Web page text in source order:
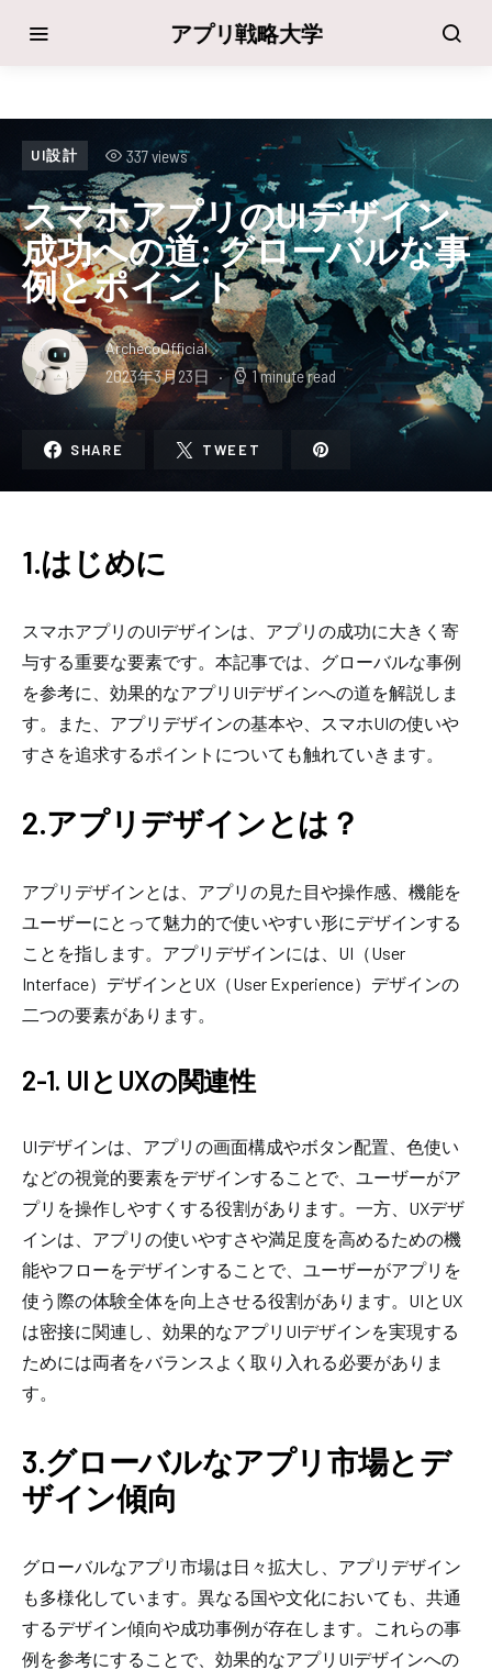
アプリ戦略大学
UI設計 337 views
スマホアプリのUIデザイン
成功への道: グローバルな事
例とポイント
ArchecoOfficial
2023年3月23日 1 minute read
SHARE TWEET
1.はじめに
スマホアプリのUIデザインは、アプリの成功に大きく寄
与する重要な要素です。本記事では、グローバルな事例
を参考に、効果的なアプリUIデザインへの道を解説しま
す。また、アプリデザインの基本や、スマホUIの使いや
すさを追求するポイントについても触れていきます。
2.アプリデザインとは？
アプリデザインとは、アプリの見た目や操作感、機能を
ユーザーにとって魅力的で使いやすい形にデザインする
ことを指します。アプリデザインには、UI（User
Interface）デザインとUX（User Experience）デザインの
二つの要素があります。
2-1. UIとUXの関連性
UIデザインは、アプリの画面構成やボタン配置、色使い
などの視覚的要素をデザインすることで、ユーザーがア
プリを操作しやすくする役割があります。一方、UXデザ
インは、アプリの使いやすさや満足度を高めるための機
能やフローをデザインすることで、ユーザーがアプリを
使う際の体験全体を向上させる役割があります。UIとUX
は密接に関連し、効果的なアプリUIデザインを実現する
ためには両者をバランスよく取り入れる必要がありま
す。
3.グローバルなアプリ市場とデ
ザイン傾向
グローバルなアプリ市場は日々拡大し、アプリデザイン
も多様化しています。異なる国や文化においても、共通
するデザイン傾向や成功事例が存在します。これらの事
例を参考にすることで、効果的なアプリUIデザインへの